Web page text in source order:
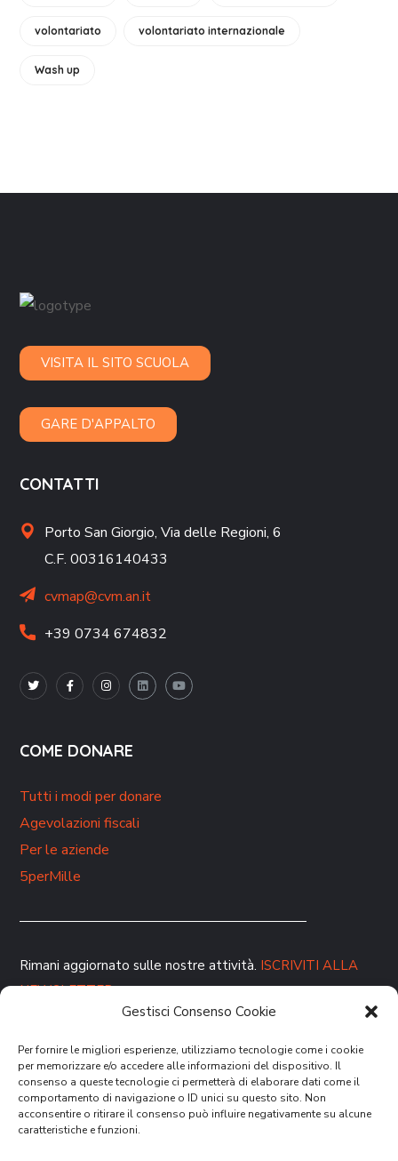
Gestisci Consenso Cookie
Per fornire le migliori esperienze, utilizziamo tecnologie come i cookie
per memorizzare e/o accedere alle informazioni del dispositivo. Il
consenso a queste tecnologie ci permetterà di elaborare dati come il
comportamento di navigazione o ID unici su questo sito. Non
acconsentire o ritirare il consenso può influire negativamente su alcune
caratteristiche e funzioni.
volontariato volontariato internazionale
Wash up
VISITA IL SITO SCUOLA
GARE D'APPALTO
CONTATTI
Porto San Giorgio,Via delle Regioni, 6
C.F. 00316140433
cvmap@cvm.an.it
+39 0734 674832
COME DONARE
Tutti i modi per donare
Agevolazioni fiscali
Per le aziende
5perMille
Rimani aggiornato sulle nostre attività. ISCRIVITI ALLA
NEWSLETTER